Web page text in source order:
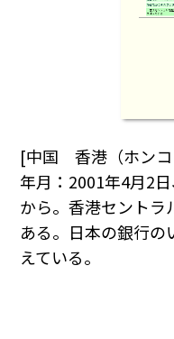
[中国 香港（ホン
年月：2001年4月2
から。香港セントラ
ある。日本の銀行
えている。